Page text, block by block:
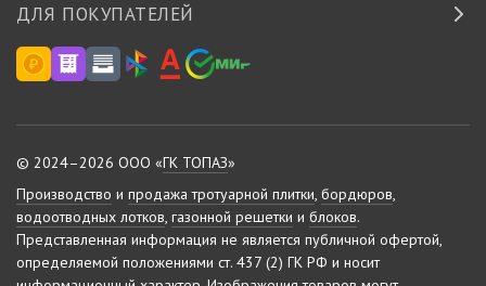
ДЛЯ ПОКУПАТЕЛЕЙ
© 2024–2026 ООО «ГК ТОПАЗ»
Производство и продажа тротуарной плитки, бордюров,
водоотводных лотков, газонной решетки и блоков.
Представленная информация не является публичной офертой,
определяемой положениями ст. 437 (2) ГК РФ и носит